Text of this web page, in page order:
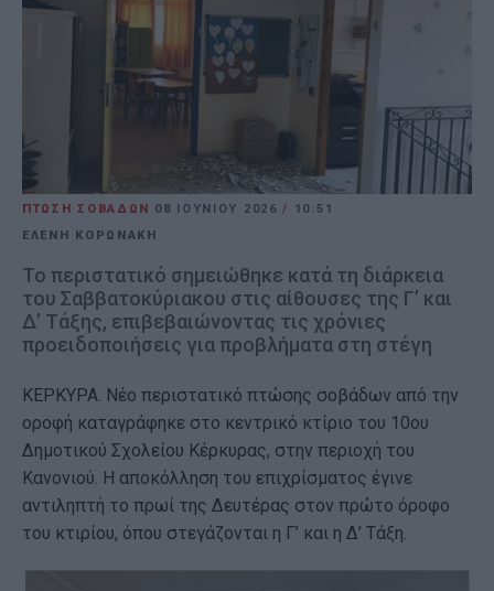
ΠΤΩΣΗ ΣΟΒΑΔΩΝ 08 ΙΟΥΝΊΟΥ 2026/ 10:51
ΕΛΕΝΗ ΚΟΡΩΝΑΚΗ
Το περιστατικό σημειώθηκε κατά τη διάρκεια
του Σαββατοκύριακου στις αίθουσες της Γ’ και
Δ’ Τάξης, επιβεβαιώνοντας τις χρόνιες
προειδοποιήσεις για προβλήματα στη στέγη
ΚΕΡΚΥΡΑ. Νέο περιστατικό πτώσης σοβάδων από την
οροφή καταγράφηκε στο κεντρικό κτίριο του 10ου
Δημοτικού Σχολείου Κέρκυρας, στην περιοχή του
Κανονιού. Η αποκόλληση του επιχρίσματος έγινε
αντιληπτή το πρωί της Δευτέρας στον πρώτο όροφο
του κτιρίου, όπου στεγάζονται η Γ’ και η Δ’ Τάξη.